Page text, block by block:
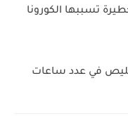
تسببها الكورونا
في عدد ساعات